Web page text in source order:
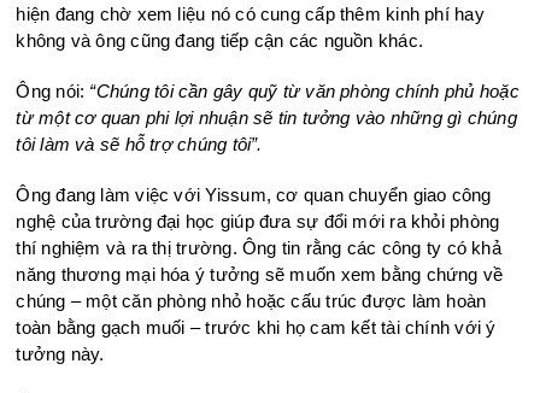
hiện đang chờ xem liệu nó có cung cấp thêm kinh phí hay
không và ông cũng đang tiếp cận các nguồn khác.
Ông nói: “Chúng tôi cần gây quỹ từ văn phòng chính phủ hoặc
từ một cơ quan phi lợi nhuận sẽ tin tưởng vào những gì chúng
tôi làm và sẽ hỗ trợ chúng tôi”.
Ông đang làm việc với Yissum, cơ quan chuyển giao công
nghệ của trường đại học giúp đưa sự đổi mới ra khỏi phòng
thí nghiệm và ra thị trường. Ông tin rằng các công ty có khả
năng thương mại hóa ý tưởng sẽ muốn xem bằng chứng về
chúng – một căn phòng nhỏ hoặc cấu trúc được làm hoàn
toàn bằng gạch muối – trước khi họ cam kết tài chính với ý
tưởng này.